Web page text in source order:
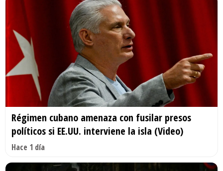
Régimen cubano amenaza con fusilar presos
políticos si EE.UU. interviene la isla (Video)
Hace 1 día